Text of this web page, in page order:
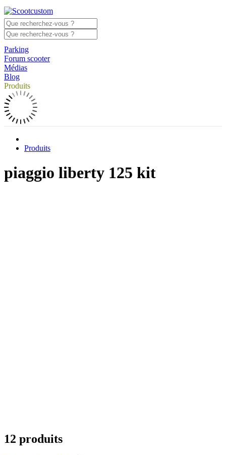
Parking
Forum scooter
Médias
Blog
Produits
Produits
piaggio liberty 125 kit
12 produits